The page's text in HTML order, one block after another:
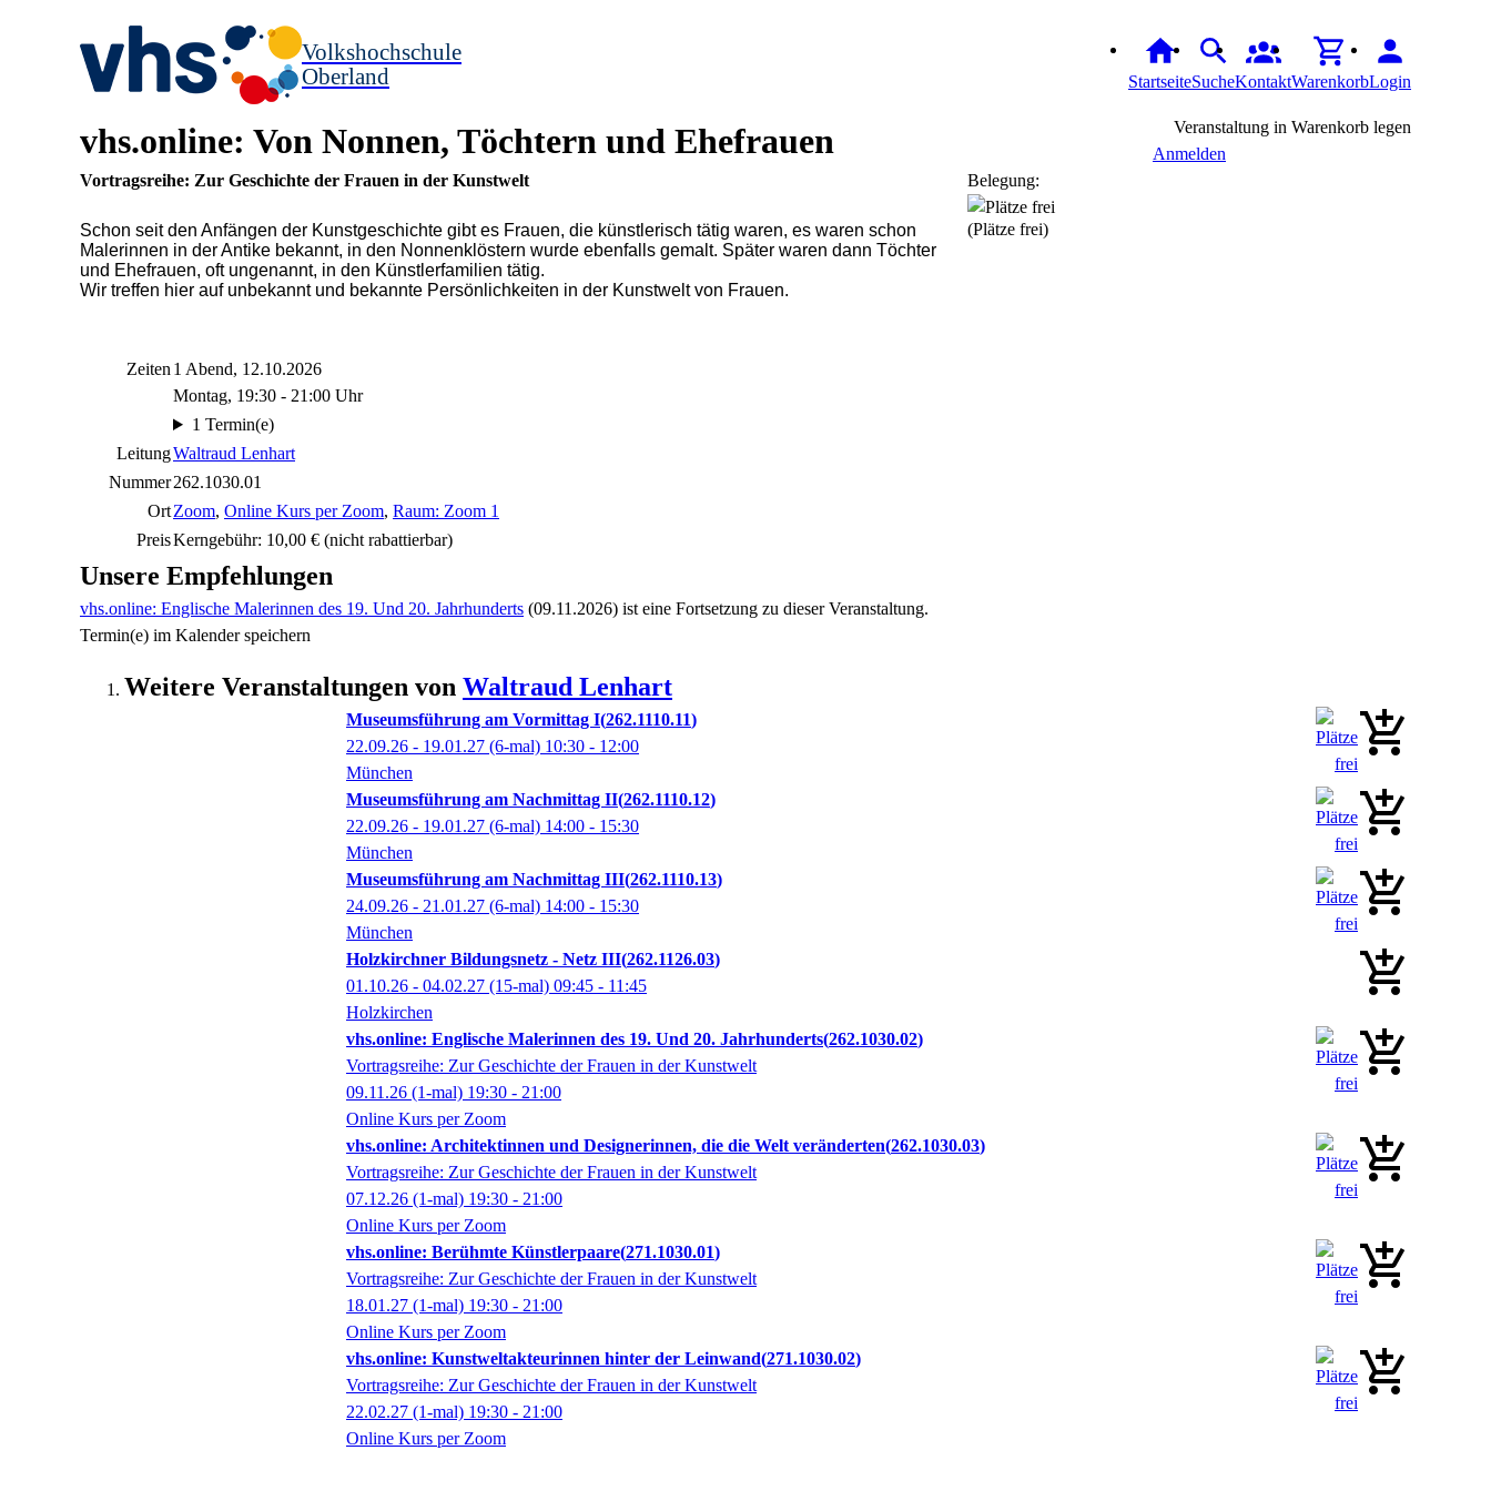
Volkshochschule
Oberland
StartseiteSucheKontaktWarenkorbLogin
vhs.online: Von Nonnen, Töchtern und Ehefrauen
Vortragsreihe: Zur Geschichte der Frauen in der Kunstwelt
Schon seit den Anfängen der Kunstgeschichte gibt es Frauen, die künstlerisch tätig waren, es waren schon
Malerinnen in der Antike bekannt, in den Nonnenklöstern wurde ebenfalls gemalt. Später waren dann Töchter
und Ehefrauen, oft ungenannt, in den Künstlerfamilien tätig.
Wir treffen hier auf unbekannt und bekannte Persönlichkeiten in der Kunstwelt von Frauen.
Zeiten 1 Abend, 12.10.2026
Montag, 19:30 - 21:00 Uhr
1 Termin(e)
LeitungWaltraud Lenhart
Nummer262.1030.01
OrtZoom, Online Kurs per Zoom, Raum: Zoom 1
PreisKerngebühr: 10,00 € (nicht rabattierbar)
Veranstaltung in Warenkorb legen
Anmelden
Belegung:
(Plätze frei)
Unsere Empfehlungen
vhs.online: Englische Malerinnen des 19. Und 20. Jahrhunderts (09.11.2026) ist eine Fortsetzung zu dieser Veranstaltung.
Termin(e) im Kalender speichern
Weitere Veranstaltungen von Waltraud Lenhart
Museumsführung am Vormittag I 262.1110.11
22.09.26 - 19.01.27 (6-mal) 10:30 - 12:00
München
Museumsführung am Nachmittag II 262.1110.12
22.09.26 - 19.01.27 (6-mal) 14:00 - 15:30
München
Museumsführung am Nachmittag III 262.1110.13
24.09.26 - 21.01.27 (6-mal) 14:00 - 15:30
München
Holzkirchner Bildungsnetz - Netz III 262.1126.03
01.10.26 - 04.02.27 (15-mal) 09:45 - 11:45
Holzkirchen
vhs.online: Englische Malerinnen des 19. Und 20. Jahrhunderts 262.1030.02
Vortragsreihe: Zur Geschichte der Frauen in der Kunstwelt
09.11.26 (1-mal) 19:30 - 21:00
Online Kurs per Zoom
vhs.online: Architektinnen und Designerinnen, die die Welt veränderten 262.1030.03
Vortragsreihe: Zur Geschichte der Frauen in der Kunstwelt
07.12.26 (1-mal) 19:30 - 21:00
Online Kurs per Zoom
vhs.online: Berühmte Künstlerpaare 271.1030.01
Vortragsreihe: Zur Geschichte der Frauen in der Kunstwelt
18.01.27 (1-mal) 19:30 - 21:00
Online Kurs per Zoom
vhs.online: Kunstweltakteurinnen hinter der Leinwand 271.1030.02
Vortragsreihe: Zur Geschichte der Frauen in der Kunstwelt
22.02.27 (1-mal) 19:30 - 21:00
Online Kurs per Zoom